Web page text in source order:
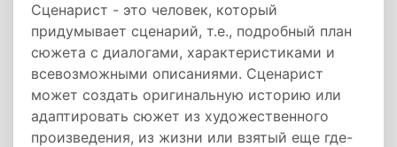
Сценарист - это человек, который
придумывает сценарий, т.е., подробный план
сюжета с диалогами, характеристиками и
всевозможными описаниями. Сценарист
может создать оригинальную историю или
адаптировать сюжет из художественного
произведения, из жизни или взятый еще где-